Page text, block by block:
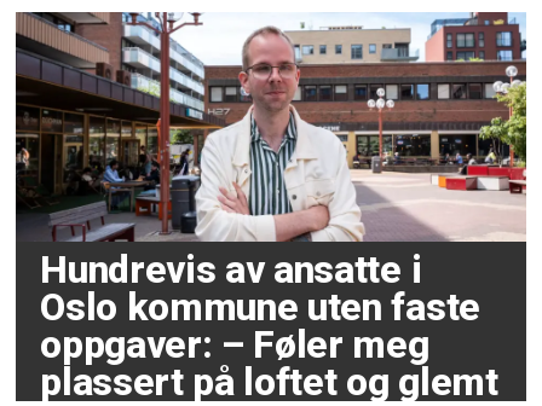
Hundrevis av ansatte i
Oslo kommune uten faste
oppgaver: – Føler meg
plassert på loftet og glemt